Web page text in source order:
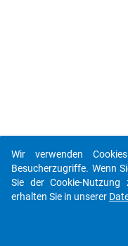
Kennen Sie
Datenpakete
bitte mit...
Wir verwenden
Besucherzugriffe. Wenn
Sie der Cookie-
erhalten Sie in unserer